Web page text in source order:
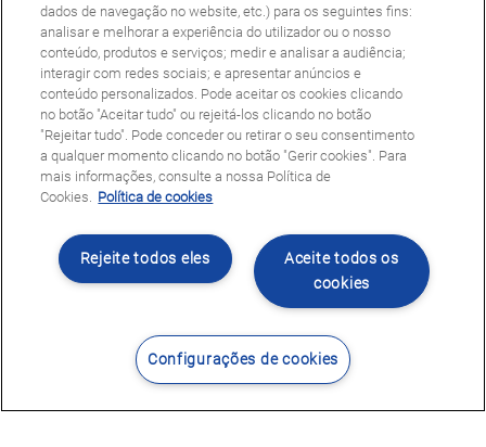
Contacte-nos Encontrar Centro
dados de navegação no website, etc.) para os seguintes fins:
analisar e melhorar a experiência do utilizador ou o nosso
conteúdo, produtos e serviços; medir e analisar a audiência;
interagir com redes sociais; e apresentar anúncios e
conteúdo personalizados. Pode aceitar os cookies clicando
no botão "Aceitar tudo" ou rejeitá-los clicando no botão
"Rejeitar tudo". Pode conceder ou retirar o seu consentimento
a qualquer momento clicando no botão "Gerir cookies". Para
mais informações, consulte a nossa Política de
Cookies. Política de cookies
Aceite todos os
cookies
Rejeite todos eles
Configurações de cookies